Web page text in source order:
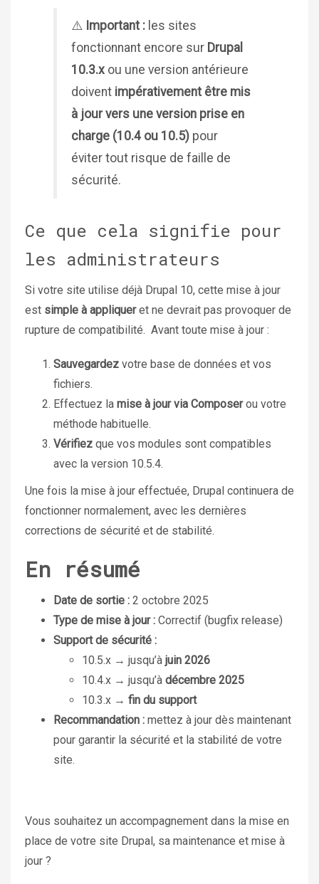
⚠️ Important : les sites
fonctionnant encore sur Drupal
10.3.x ou une version antérieure
doivent impérativement être mis
à jour vers une version prise en
charge (10.4 ou 10.5) pour
éviter tout risque de faille de
sécurité.
Ce que cela signifie pour
les administrateurs
Si votre site utilise déjà Drupal 10, cette mise à jour
est simple à appliqueret ne devrait pas provoquer de
rupture de compatibilité. Avant toute mise à jour :
Sauvegardez votre base de données et vos
fichiers.
Effectuez la mise à jour via Composerou votre
méthode habituelle.
Vérifiez que vos modules sont compatibles
avec la version 10.5.4.
Une fois la mise à jour effectuée, Drupal continuera de
fonctionner normalement, avec les dernières
corrections de sécurité et de stabilité.
En résumé
Date de sortie : 2 octobre 2025
Type de mise à jour : Correctif (bugfix release)
Support de sécurité :
10.5.x → jusqu’à juin 2026
10.4.x → jusqu’à décembre 2025
10.3.x → fin du support
Recommandation : mettez à jour dès maintenant
pour garantir la sécurité et la stabilité de votre
site.
Vous souhaitez un accompagnement dans la mise en
place de votre site Drupal, sa maintenance et mise à
jour ?